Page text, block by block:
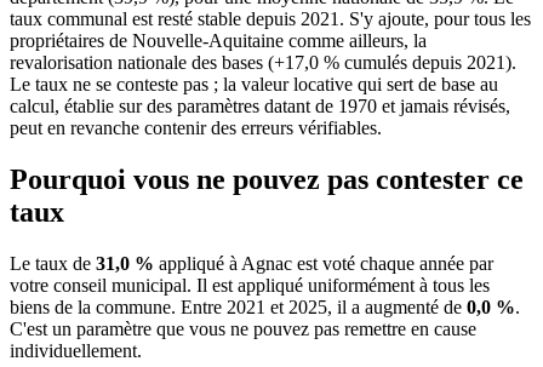
taux communal est resté stable depuis 2021. S'y ajoute, pour tous les
propriétaires de Nouvelle-Aquitaine comme ailleurs, la
revalorisation nationale des bases (+17,0 % cumulés depuis 2021).
Le taux ne se conteste pas ; la valeur locative qui sert de base au
calcul, établie sur des paramètres datant de 1970 et jamais révisés,
peut en revanche contenir des erreurs vérifiables.
Pourquoi vous ne pouvez pas contester ce
taux
Le taux de 31,0 % appliqué à Agnac est voté chaque année par
votre conseil municipal. Il est appliqué uniformément à tous les
biens de la commune. Entre 2021 et 2025, il a augmenté de 0,0 %.
C'est un paramètre que vous ne pouvez pas remettre en cause
individuellement.